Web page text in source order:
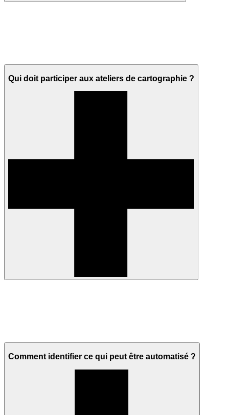
Qui doit participer aux ateliers de cartographie ?
Comment identifier ce qui peut être automatisé ?